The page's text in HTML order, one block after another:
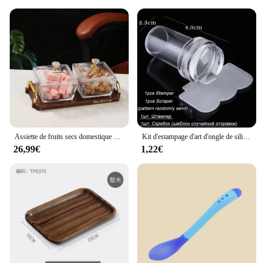
26,99€
Kit d'estampage d'art d'ongle de silicone transparent, conception française pour la plaque de manucure, sceau de vernis, tampon à deux côtés, grattoir, outil, 1pc
1,22€